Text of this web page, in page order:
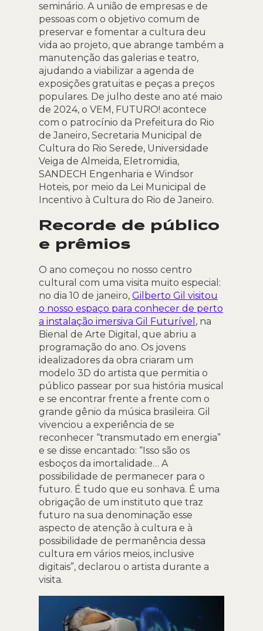
seminário. A união de empresas e de
pessoas com o objetivo comum de
preservar e fomentar a cultura deu
vida ao projeto, que abrange também a
manutenção das galerias e teatro,
ajudando a viabilizar a agenda de
exposições gratuitas e peças a preços
populares. De julho deste ano até maio
de 2024, o VEM, FUTURO! acontece
com o patrocínio da Prefeitura do Rio
de Janeiro, Secretaria Municipal de
Cultura do Rio Serede, Universidade
Veiga de Almeida, Eletromidia,
SANDECH Engenharia e Windsor
Hoteis, por meio da Lei Municipal de
Incentivo à Cultura do Rio de Janeiro.
Recorde de público
e prêmios
O ano começou no nosso centro
cultural com uma visita muito especial:
no dia 10 de janeiro, Gilberto Gil visitou
o nosso espaço para conhecer de perto
a instalação imersiva Gil Futurível , na
Bienal de Arte Digital, que abriu a
programação do ano. Os jovens
idealizadores da obra criaram um
modelo 3D do artista que permitia o
público passear por sua história musical
e se encontrar frente a frente com o
grande gênio da música brasileira. Gil
vivenciou a experiência de se
reconhecer “transmutado em energia”
e se disse encantado: “Isso são os
esboços da imortalidade… A
possibilidade de permanecer para o
futuro. É tudo que eu sonhava. É uma
obrigação de um instituto que traz
futuro na sua denominação esse
aspecto de atenção à cultura e à
possibilidade de permanência dessa
cultura em vários meios, inclusive
digitais”, declarou o artista durante a
visita.